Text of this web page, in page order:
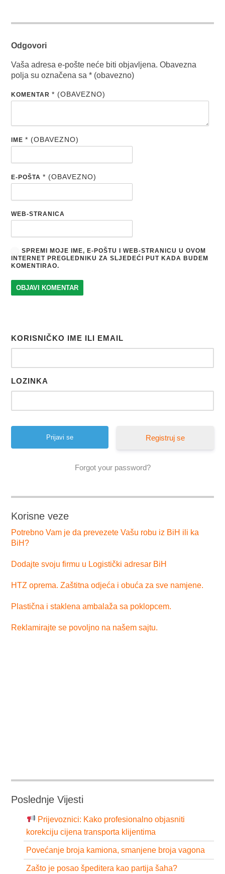
Odgovori
Vaša adresa e-pošte neće biti objavljena. Obavezna
polja su označena sa* (obavezno)
KOMENTAR* (OBAVEZNO)
IME* (OBAVEZNO)
E-POŠTA* (OBAVEZNO)
WEB-STRANICA
SPREMI MOJE IME, E-POŠTU I WEB-STRANICU U OVOM
INTERNET PREGLEDNIKU ZA SLJEDEĆI PUT KADA BUDEM
KOMENTIRAO.
KORISNIČKO IME ILI EMAIL
LOZINKA
Registruj se
Forgot your password?
Korisne veze
Potrebno Vam je da prevezete Vašu robu iz BiH ili ka
BiH?
Dodajte svoju firmu u Logistički adresar BiH
HTZ oprema. Zaštitna odjeća i obuća za sve namjene.
Plastična i staklena ambalaža sa poklopcem.
Reklamirajte se povoljno na našem sajtu.
Poslednje Vijesti
Prijevoznici: Kako profesionalno objasniti
korekciju cijena transporta klijentima
Povećanje broja kamiona, smanjene broja vagona
Zašto je posao špeditera kao partija šaha?